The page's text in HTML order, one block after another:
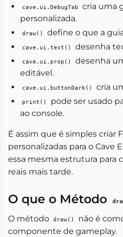
cave.ui.DebugTab
cria uma
personalizada.
draw() define o que a
cave.ui.text() desenha
cave.ui.prop()
desenha
editável.
cave.ui.buttonDark() cria
print()
pode ser usado
ao console.
É assim que é simples criar
personalizadas para o Cave
essa mesma estrutura para
reais mais tarde.
O que o Método
O método draw() não é
componente de gameplay.